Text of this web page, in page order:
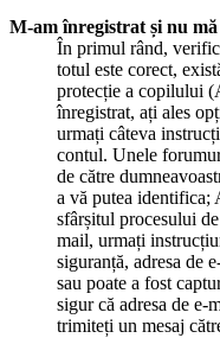
M-am înregistrat și nu
În primul rând,
totul este corect,
protecție a copilului
înregistrat, ați ales
urmați câteva
contul. Unele
de către
a vă putea identifica;
sfârșitul procesului
mail, urmați
siguranță, adresa de
sau poate a fost
sigur că adresa de e-
trimiteți un mesaj